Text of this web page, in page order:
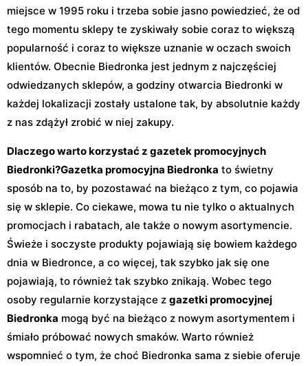
miejsce w 1995 roku i trzeba sobie jasno powiedzieć, że od
tego momentu sklepy te zyskiwały sobie coraz to większą
popularność i coraz to większe uznanie w oczach swoich
klientów. Obecnie Biedronka jest jednym z najczęściej
odwiedzanych sklepów, a godziny otwarcia Biedronki w
każdej lokalizacji zostały ustalone tak, by absolutnie każdy
z nas zdążył zrobić w niej zakupy.
Dlaczego warto korzystać z gazetek promocyjnych
Biedronki?Gazetka promocyjna Biedronka to świetny
sposób na to, by pozostawać na bieżąco z tym, co pojawia
się w sklepie. Co ciekawe, mowa tu nie tylko o aktualnych
promocjach i rabatach, ale także o nowym asortymencie.
Świeże i soczyste produkty pojawiają się bowiem każdego
dnia w Biedronce, a co więcej, tak szybko jak się one
pojawiają, to również tak szybko znikają. Wobec tego
osoby regularnie korzystające z gazetki promocyjnej
Biedronka mogą być na bieżąco z nowym asortymentem i
śmiało próbować nowych smaków. Warto również
wspomnieć o tym, że choć Biedronka sama z siebie oferuje